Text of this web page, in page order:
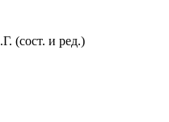
(сост. и ред.)